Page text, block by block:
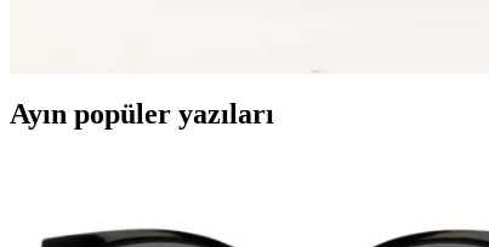
Ayın popüler yazıları